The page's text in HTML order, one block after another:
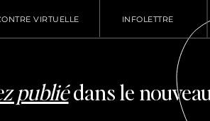
VIRTUELLE INFOLETTRE
publiédans le